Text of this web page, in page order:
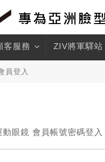
客服務 ZIV將軍驛站
員登入
眼鏡 會員帳號密碼登入